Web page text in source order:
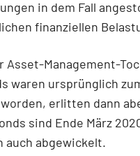
in dem Fall
finanziellen
Asset-Management-
waren ursprünglich
erlitten dann
sind Ende März
auch abgewickelt.